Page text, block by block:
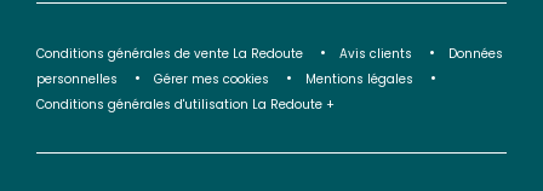
Conditions générales de vente La Redoute Avis clients
Données
personnelles
Gérer mes cookies
Mentions légales
Conditions générales d'utilisation La Redoute +